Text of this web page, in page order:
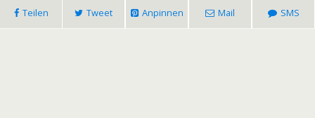
Teilen Tweet Anpinnen Mail SMS